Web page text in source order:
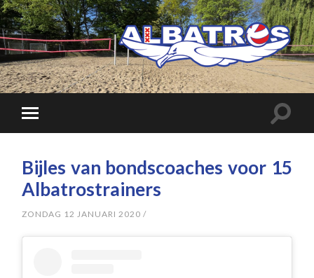
Bijles van bondscoaches voor 15
Albatrostrainers
ZONDAG 12 JANUARI 2020 /